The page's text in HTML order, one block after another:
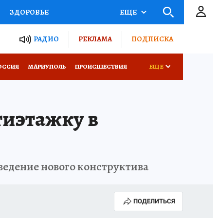
ЗДОРОВЬЕ
РОССИИ
ЕЩЕ
РАДИО РЕКЛАМА ПОДПИСКА
МАРИУПОЛЬ ПРОИСШЕСТВИЯ ЕЩЕ
в
нового конструктива
ПОДЕЛИТЬСЯ